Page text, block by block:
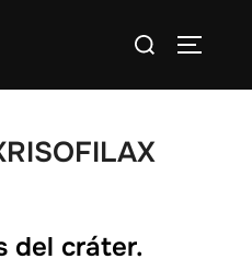
Buscar:
del cráter.